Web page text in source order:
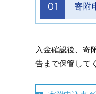
入金確認後、寄
告まで保管して